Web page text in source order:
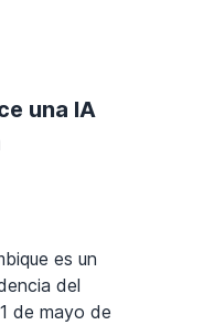
una IA
es un
del
de mayo de